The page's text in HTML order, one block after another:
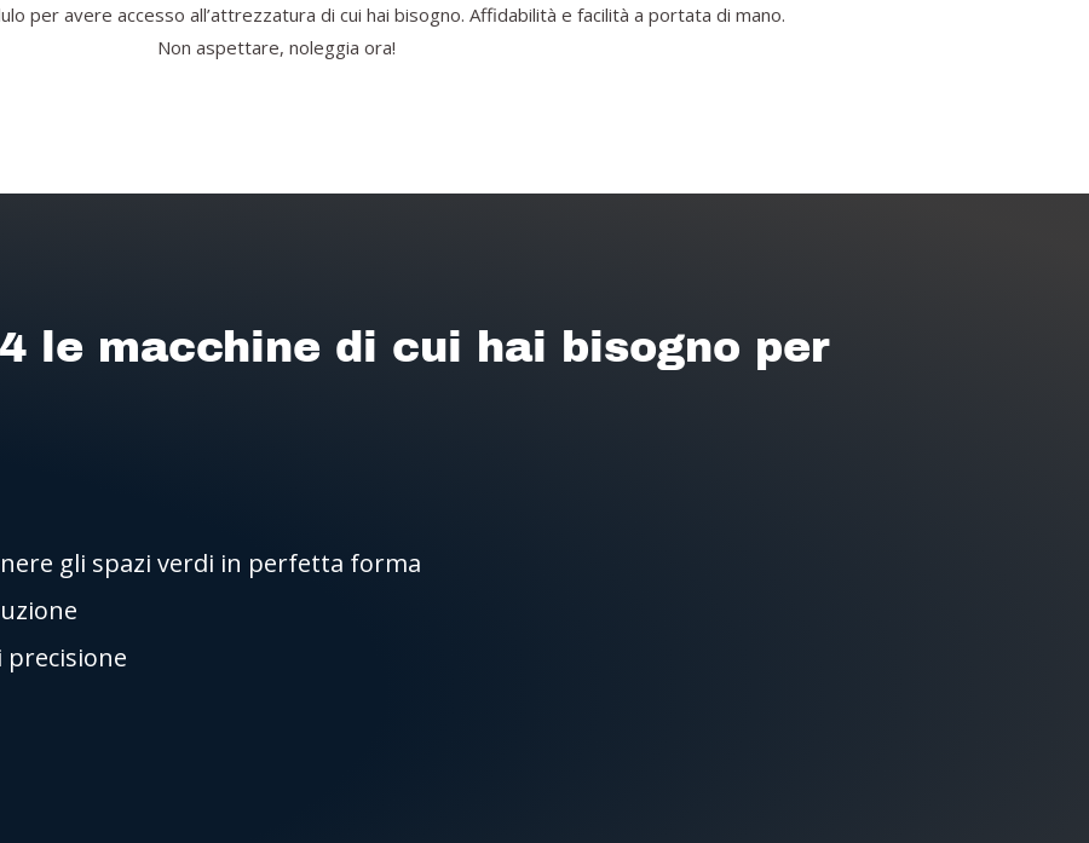
per avere accesso all’attrezzatura di cui hai bisogno. Affidabilità e facilità a portata di mano.
Non aspettare, noleggia ora!
le macchine di cui hai bisogno per
gli spazi verdi in perfetta forma